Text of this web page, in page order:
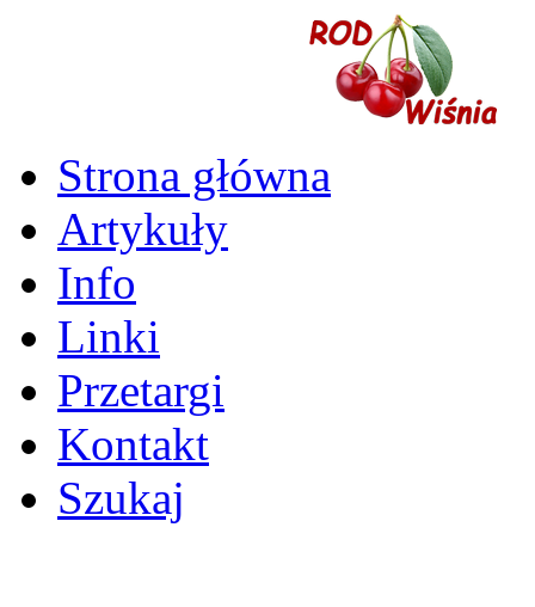
Strona główna
Artykuły
Info
Linki
Przetargi
Kontakt
Szukaj